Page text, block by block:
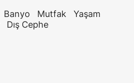
Banyo Mutfak
Yaşam
Dış Cephe